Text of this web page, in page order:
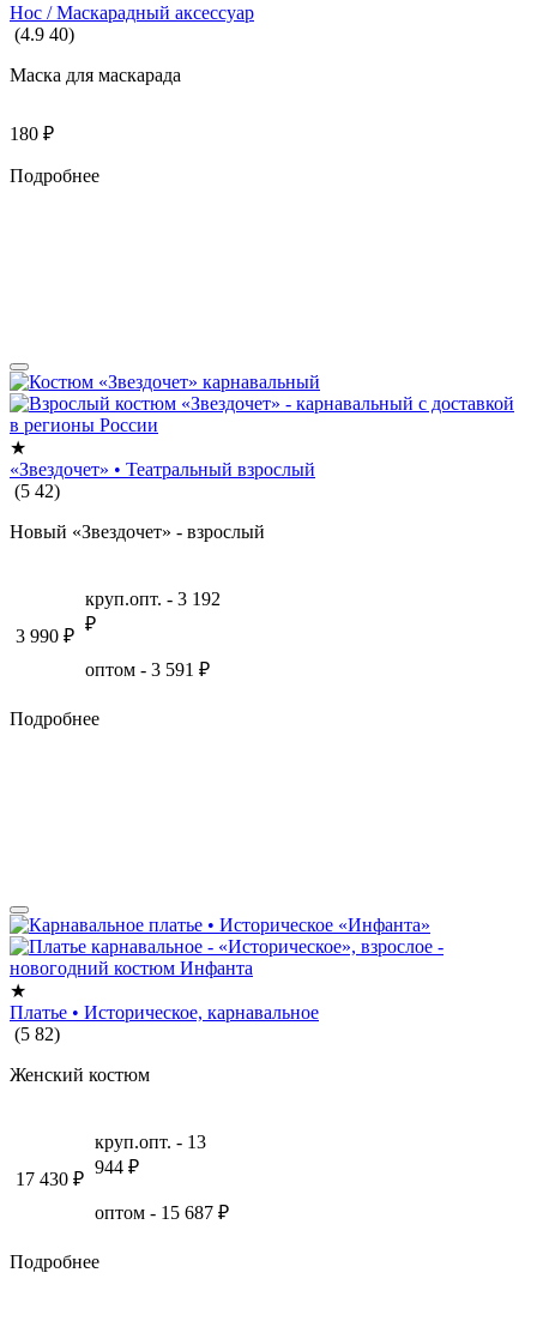
Нос / Маскарадный аксессуар
(4.9 40)
Маска для маскарада
180 ₽
Подробнее
★
«Звездочет» • Театральный взрослый
(5 42)
Новый «Звездочет» - взрослый
3 990 ₽
круп.опт. - 3 192
₽
оптом - 3 591 ₽
Подробнее
★
Платье • Историческое, карнавальное
(5 82)
Женский костюм
17 430 ₽
круп.опт. - 13
944 ₽
оптом - 15 687 ₽
Подробнее